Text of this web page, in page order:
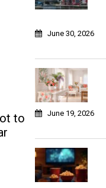
to
June 30, 2026
June 19, 2026